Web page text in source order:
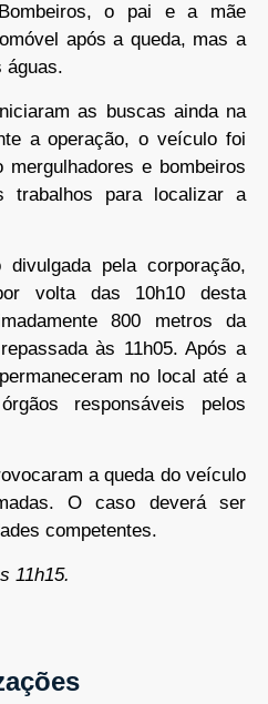
o pai e a mãe
após a queda, mas a
águas.
as buscas ainda na
a operação, o veículo foi
e bombeiros
trabalhos para localizar a
pela corporação,
volta das 10h10 desta
800 metros da
às 11h05. Após a
no local até a
responsáveis pelos
a queda do veículo
O caso deverá ser
competentes.
11h15.